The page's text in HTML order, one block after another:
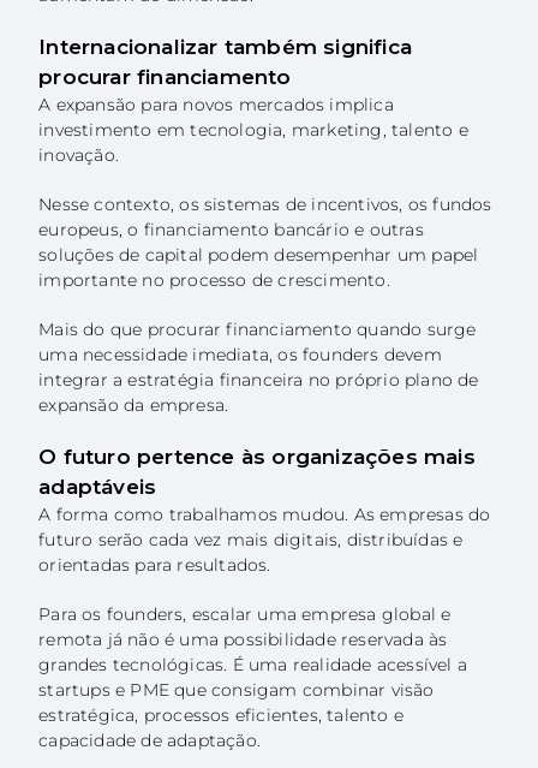
Internacionalizar também significa
procurar financiamento
A expansão para novos mercados implica
investimento em tecnologia, marketing, talento e
inovação.
Nesse contexto, os sistemas de incentivos, os fundos
europeus, o financiamento bancário e outras
soluções de capital podem desempenhar um papel
importante no processo de crescimento.
Mais do que procurar financiamento quando surge
uma necessidade imediata, os founders devem
integrar a estratégia financeira no próprio plano de
expansão da empresa.
O futuro pertence às organizações mais
adaptáveis
A forma como trabalhamos mudou. As empresas do
futuro serão cada vez mais digitais, distribuídas e
orientadas para resultados.
Para os founders, escalar uma empresa global e
remota já não é uma possibilidade reservada às
grandes tecnológicas. É uma realidade acessível a
startups e PME que consigam combinar visão
estratégica, processos eficientes, talento e
capacidade de adaptação.